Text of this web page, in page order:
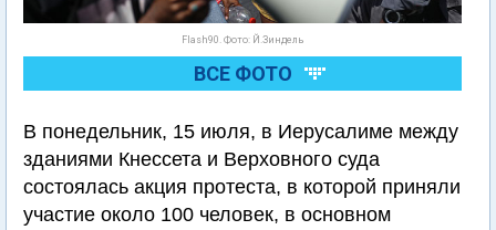
Flash90. Фото: Й.Зиндель
ВСЕ ФОТО
В понедельник, 15 июля, в Иерусалиме между
зданиями Кнессета и Верховного суда
состоялась акция протеста, в которой приняли
участие около 100 человек, в основном